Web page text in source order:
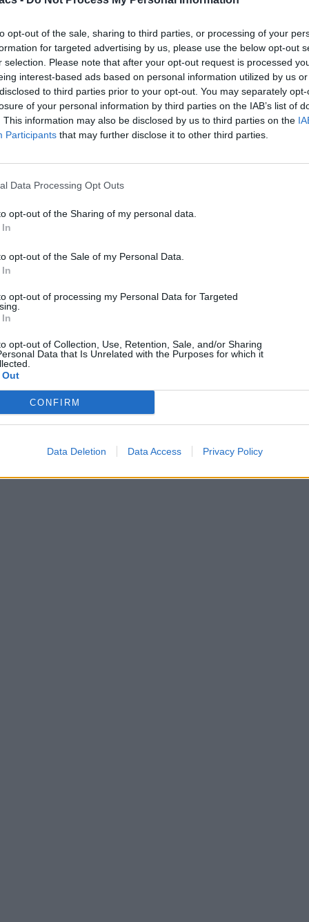
opt-out of the sale, sharing to third parties, or processing of your
for targeted advertising by us, please use the below opt-out
selection. Please note that after your opt-out request is processed
interest-based ads based on personal information utilized by us
to third parties prior to your opt-out. You may separately
of your personal information by third parties on the IAB’s list of
This information may also be disclosed by us to third parties on the
Participants that may further disclose it to other third parties.
Data Processing Opt Outs
opt-out of the Sharing of my personal data.
opt-out of the Sale of my Personal Data.
opt-out of processing my Personal Data for Targeted
opt-out of Collection, Use, Retention, Sale, and/or Sharing
Data that Is Unrelated with the Purposes for which it
CONFIRM
Data Deletion Data Access Privacy Policy
© Techmaniacs 2026
ΕΠΙΚΟΙΝΩΝΙΑ ΟΡΟΙ ΧΡΗΣΗΣΤΑΥΤΟΤΗΤΑ